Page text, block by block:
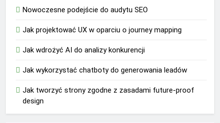
Nowoczesne podejście do audytu SEO
Jak projektować UX w oparciu o journey mapping
Jak wdrożyć AI do analizy konkurencji
Jak wykorzystać chatboty do generowania leadów
Jak tworzyć strony zgodne z zasadami future-proof
design